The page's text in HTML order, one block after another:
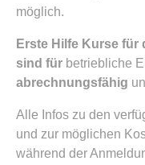
möglich.
Erste Hilfe Kurse für
sind für betriebliche
abrechnungsfähig
Alle Infos zu den
und zur möglichen
während der